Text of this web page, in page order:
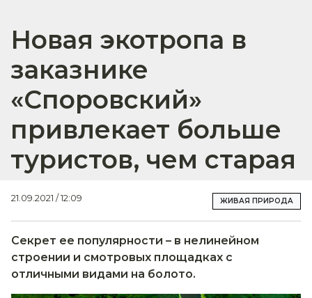
Новая экотропа в
заказнике
«Споровский»
привлекает больше
туристов, чем старая
21.09.2021 / 12:09 ЖИВАЯ ПРИРОДА
Секрет ее популярности – в нелинейном
строении и смотровых площадках с
отличными видами на болото.